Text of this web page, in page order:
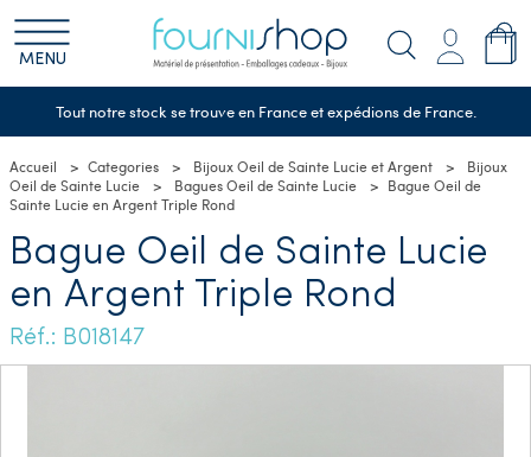
MENU
Tout notre stock se trouve en France et expédions de France.
Accueil Categories Bijoux Oeil de Sainte Lucie et Argent
Bijoux
Oeil de Sainte Lucie
Bagues Oeil de Sainte Lucie
Bague Oeil de
Sainte Lucie en Argent Triple Rond
Bague Oeil de Sainte Lucie
en Argent Triple Rond
Réf.: B018147